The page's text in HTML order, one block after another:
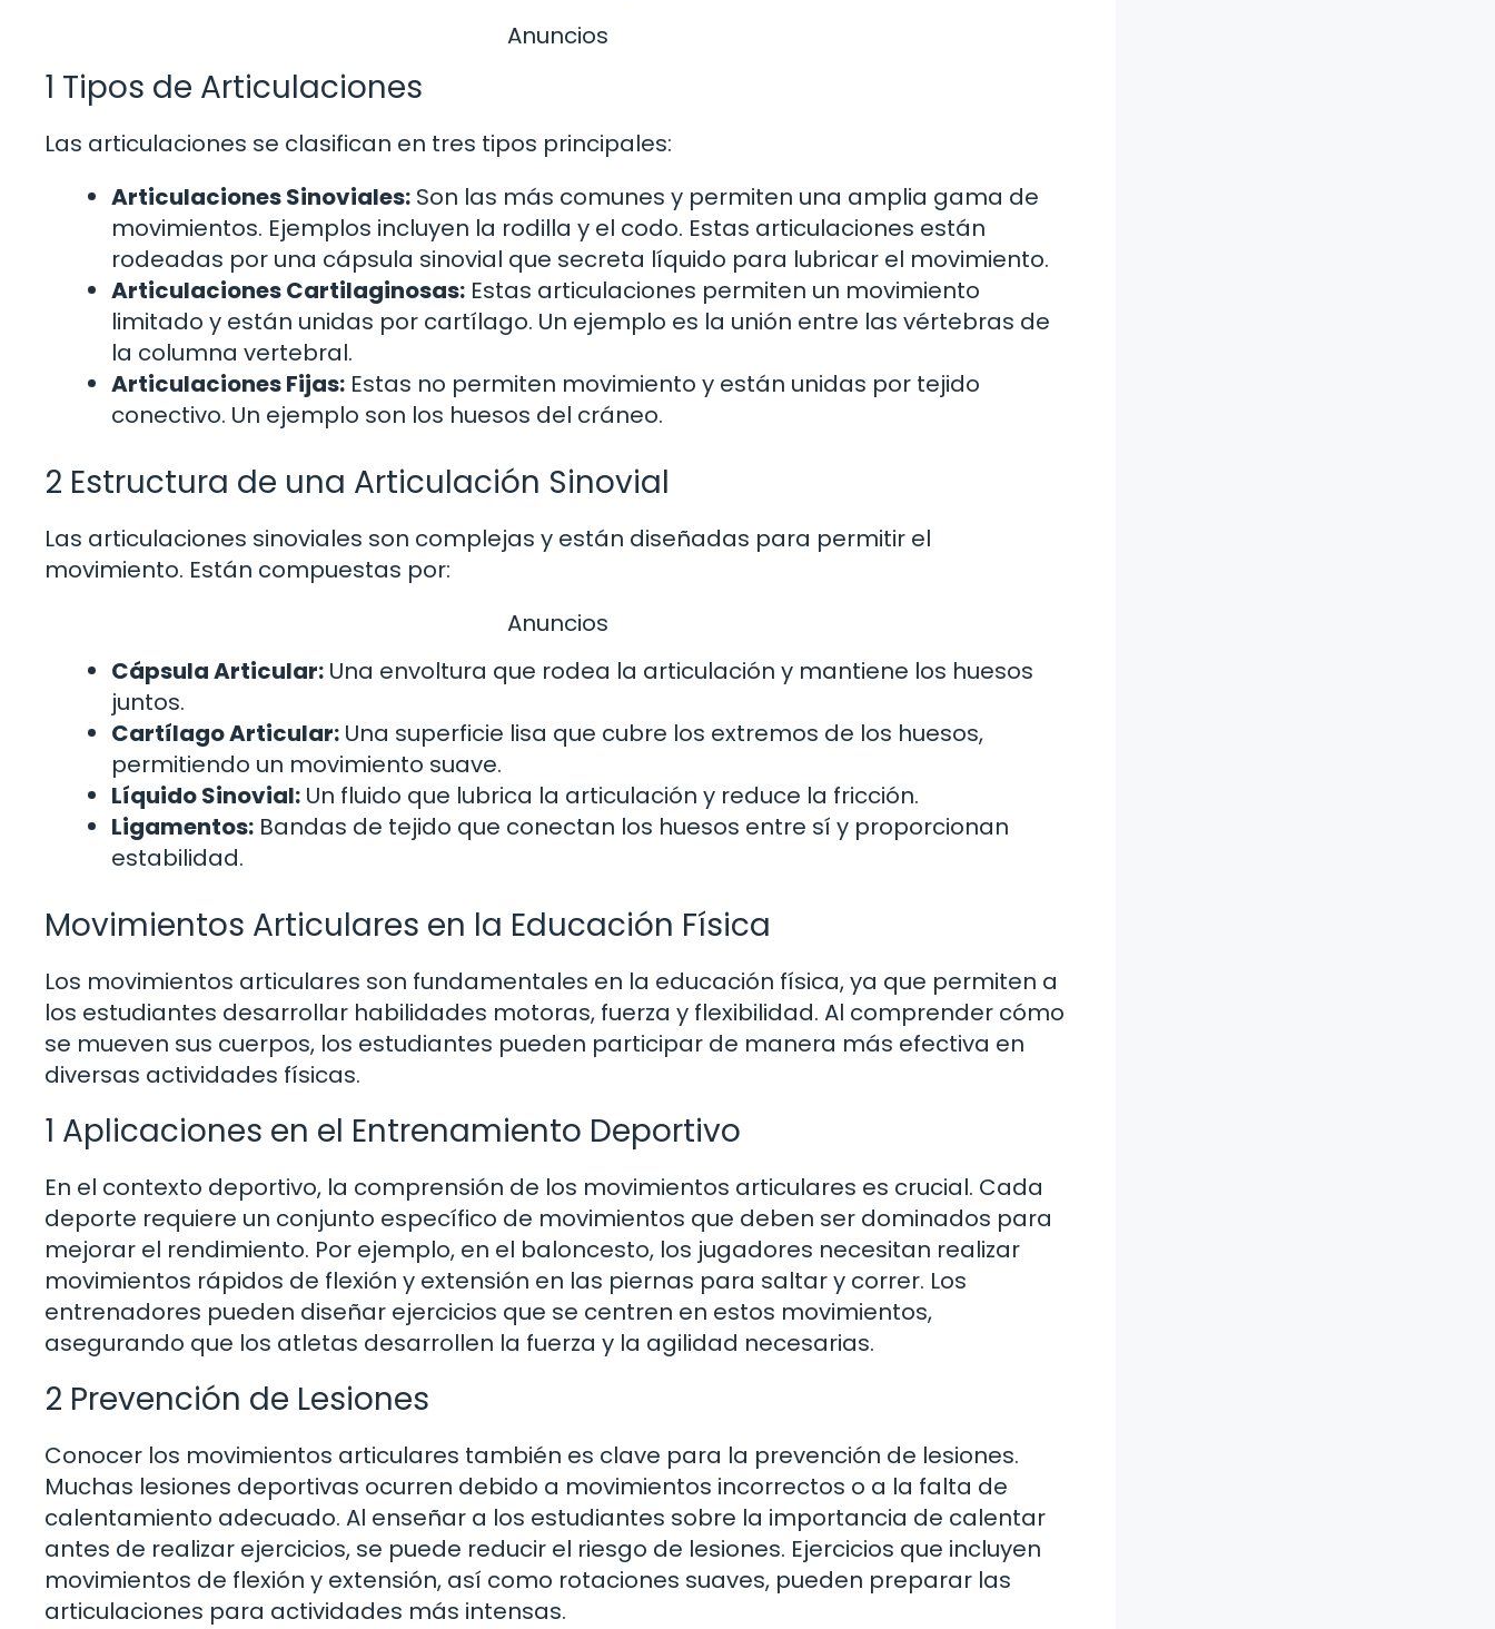
Anuncios
1 Tipos de Articulaciones
Las articulaciones se clasifican en tres tipos principales:
Articulaciones Sinoviales: Son las más comunes y permiten una amplia gama de
movimientos. Ejemplos incluyen la rodilla y el codo. Estas articulaciones están
rodeadas por una cápsula sinovial que secreta líquido para lubricar el movimiento.
Articulaciones Cartilaginosas: Estas articulaciones permiten un movimiento
limitado y están unidas por cartílago. Un ejemplo es la unión entre las vértebras de
la columna vertebral.
Articulaciones Fijas: Estas no permiten movimiento y están unidas por tejido
conectivo. Un ejemplo son los huesos del cráneo.
2 Estructura de una Articulación Sinovial
Las articulaciones sinoviales son complejas y están diseñadas para permitir el
movimiento. Están compuestas por:
Anuncios
Cápsula Articular: Una envoltura que rodea la articulación y mantiene los huesos
juntos.
Cartílago Articular: Una superficie lisa que cubre los extremos de los huesos,
permitiendo un movimiento suave.
Líquido Sinovial: Un fluido que lubrica la articulación y reduce la fricción.
Ligamentos: Bandas de tejido que conectan los huesos entre sí y proporcionan
estabilidad.
Movimientos Articulares en la Educación Física
Los movimientos articulares son fundamentales en la educación física, ya que permiten a
los estudiantes desarrollar habilidades motoras, fuerza y flexibilidad. Al comprender cómo
se mueven sus cuerpos, los estudiantes pueden participar de manera más efectiva en
diversas actividades físicas.
1 Aplicaciones en el Entrenamiento Deportivo
En el contexto deportivo, la comprensión de los movimientos articulares es crucial. Cada
deporte requiere un conjunto específico de movimientos que deben ser dominados para
mejorar el rendimiento. Por ejemplo, en el baloncesto, los jugadores necesitan realizar
movimientos rápidos de flexión y extensión en las piernas para saltar y correr. Los
entrenadores pueden diseñar ejercicios que se centren en estos movimientos,
asegurando que los atletas desarrollen la fuerza y la agilidad necesarias.
2 Prevención de Lesiones
Conocer los movimientos articulares también es clave para la prevención de lesiones.
Muchas lesiones deportivas ocurren debido a movimientos incorrectos o a la falta de
calentamiento adecuado. Al enseñar a los estudiantes sobre la importancia de calentar
antes de realizar ejercicios, se puede reducir el riesgo de lesiones. Ejercicios que incluyen
movimientos de flexión y extensión, así como rotaciones suaves, pueden preparar las
articulaciones para actividades más intensas.